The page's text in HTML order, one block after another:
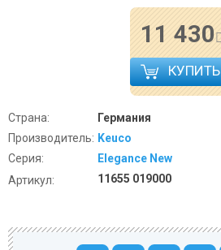
11 430
КУПИТЬ
Страна:
Германия
Производитель: Keuco
Серия:
Elegance New
Артикул:
11655 019000